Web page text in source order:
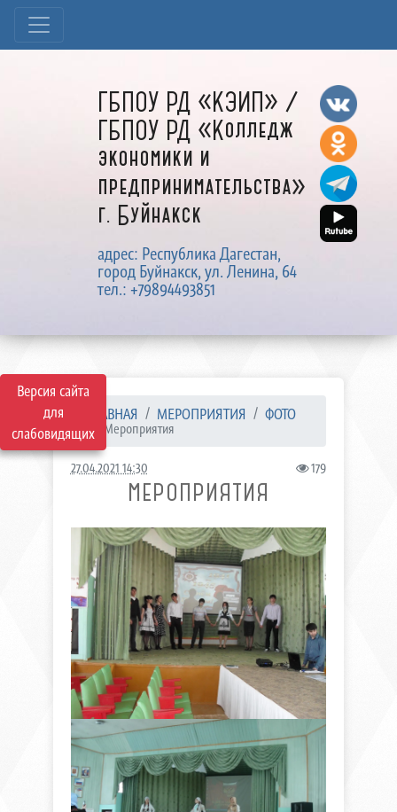
Версия сайта
для
слабовидящих
ГБПОУ РД «КЭИП» /
ГБПОУ РД «Колледж
экономики и
предпринимательства»
г. Буйнакск
адрес: Республика Дагестан,
город Буйнакск, ул. Ленина, 64
тел.: +79894493851
ГЛАВНАЯ МЕРОПРИЯТИЯ ФОТО
Мероприятия
27.04.2021 14:30 179
МЕРОПРИЯТИЯ